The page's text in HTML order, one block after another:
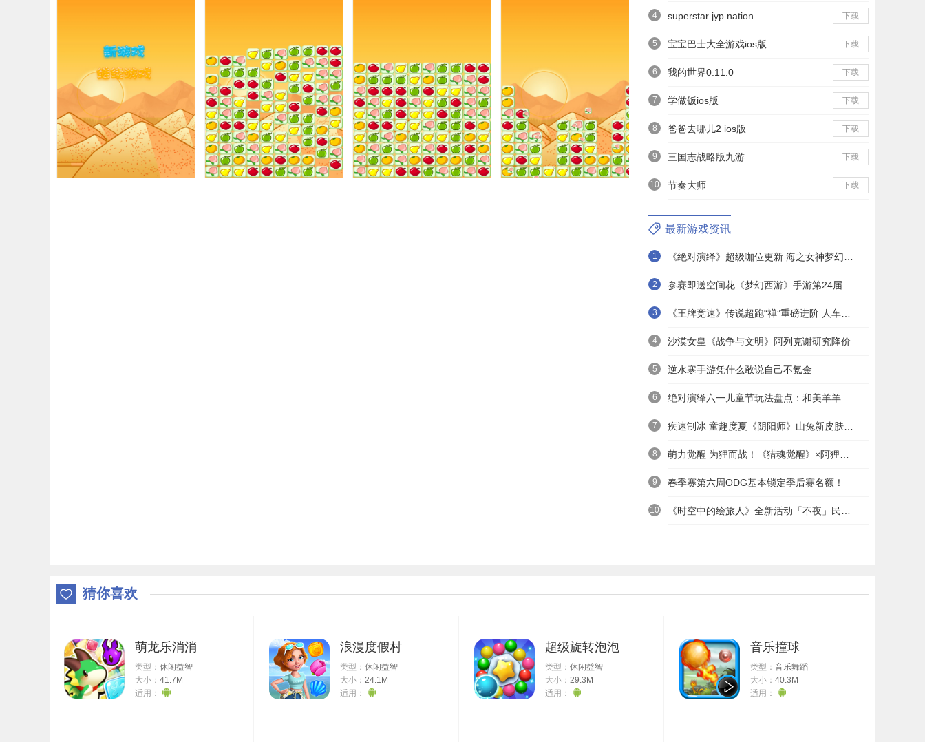
4 superstar jyp nation 下载
5 宝宝巴士大全游戏ios版 下载
6 我的世界0.11.0 下载
7 学做饭ios版 下载
8 爸爸去哪儿2 ios版 下载
9 三国志战略版九游 下载
10 节奏大师 下载
最新游戏资讯
1
2
3
4 沙漠女皇《战争与文明》阿列克谢研究降价
5 逆水寒手游凭什么敢说自己不氪金
6
7
8
9 春季赛第六周ODG基本锁定季后赛名额！
10
猜你喜欢
萌龙乐消消
类型： 休闲益智
大小： 41.7M
适用：
浪漫度假村
类型： 休闲益智
大小： 24.1M
适用：
超级旋转泡泡
类型： 休闲益智
大小： 29.3M
适用：
音乐撞球
类型： 音乐舞蹈
大小： 40.3M
适用：